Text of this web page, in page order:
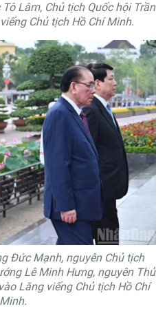
Lâm, Chủ tịch Quốc hội Trần
Chủ tịch Hồ Chí Minh.
Đức Mạnh, nguyên Chủ tịch
Lê Minh Hưng, nguyên Thủ
Lăng viếng Chủ tịch Hồ Chí
Minh.